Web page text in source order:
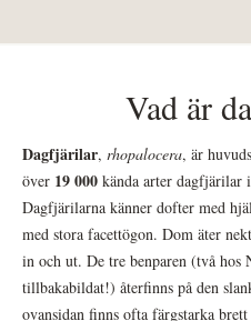
Vad är
Dagfjärilar, rhopalocera, är
över 19 000 kända arter dagfjärilar
Dagfjärilarna känner dofter med
med stora facettögon. Dom äter
in och ut. De tre benparen (två hos
tillbakabildat!) återfinns på den
ovansidan finns ofta färgstarka